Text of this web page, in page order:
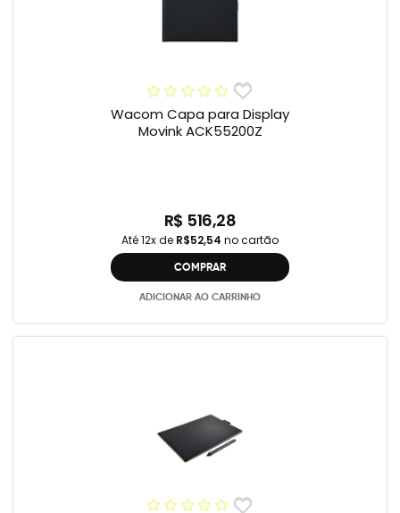
Wacom Capa para Display
Movink ACK55200Z
R$ 516,28
Até 12x de R$52,54 no cartão
COMPRAR
ADICIONAR AO CARRINHO